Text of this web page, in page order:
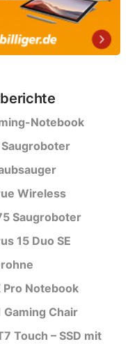
Notebook
Wireless
Saugroboter
15 Duo SE
Pro Notebook
Gaming Chair
Touch – SSD mit